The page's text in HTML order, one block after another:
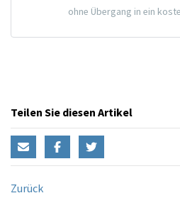
ohne Übergang in ein
Teilen Sie diesen Artikel
Zurück